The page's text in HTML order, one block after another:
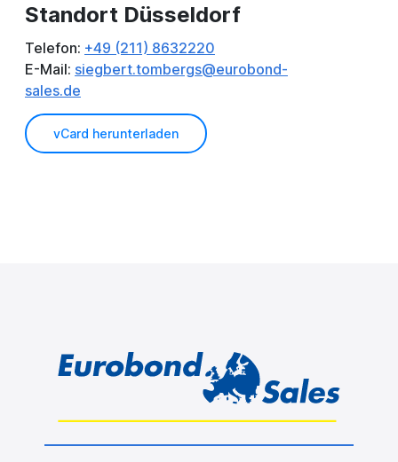
Standort Düsseldorf
Telefon: +49 (211) 8632220
E-Mail: siegbert.tombergs@eurobond-
sales.de
vCard herunterladen